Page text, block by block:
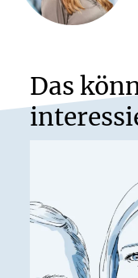
Das